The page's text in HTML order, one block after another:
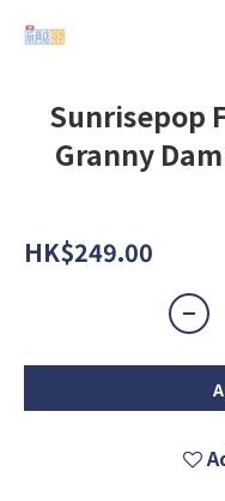
Sunrisepop
Granny
HK$249.00